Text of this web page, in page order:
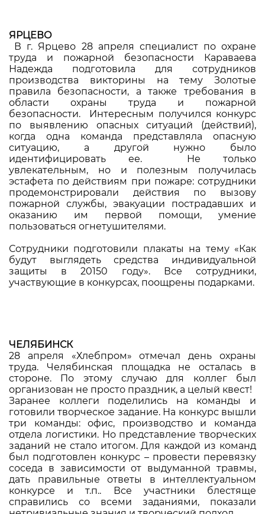
ЯРЦЕВО
В г. Ярцево 28 апреля специалист по охране
труда и пожарной безопасности Караваева
Надежда подготовила для сотрудников
производства викторины на тему Золотые
правила безопасности, а также требования в
области охраны труда и пожарной
безопасности. Интересным получился конкурс
по выявлению опасных ситуаций (действий),
когда одна команда представляла опасную
ситуацию, а другой нужно было
идентифицировать ее. Не только
увлекательным, но и полезным получилась
эстафета по действиям при пожаре: сотрудники
продемонстрировали действия по вызову
пожарной службы, эвакуации пострадавших и
оказанию им первой помощи, умение
пользоваться огнетушителями.
Сотрудники подготовили плакаты на тему «Как
будут выглядеть средства индивидуальной
защиты в 20150 году». Все сотрудники,
участвующие в конкурсах, поощрены подарками.
ЧЕЛЯБИНСК
28 апреля «Хлебпром» отмечал день охраны
труда. Челябинская площадка не осталась в
стороне. По этому случаю для коллег был
организован не просто праздник, а целый квест!
Заранее коллеги поделились на команды и
готовили творческое задание. На конкурс вышли
три команды: офис, производство и команда
отдела логистики. Но представление творческих
заданий не стало итогом. Для каждой из команд
был подготовлен конкурс – провести перевязку
соседа в зависимости от выдуманной травмы,
дать правильные ответы в интеллектуальном
конкурсе и т.п.. Все участники блестяще
справились со всеми заданиями, показали